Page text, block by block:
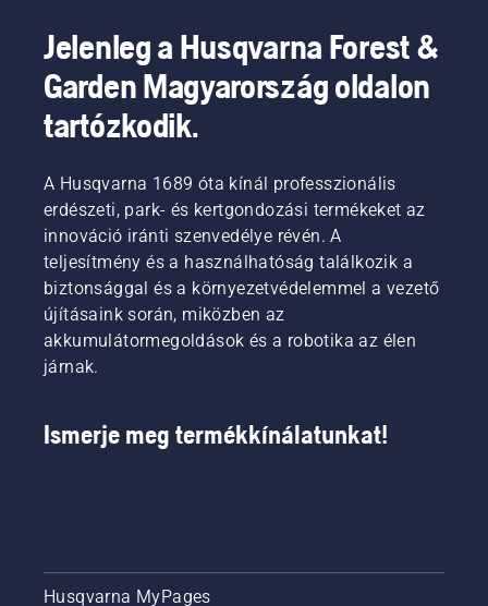
felhasználóközpontú kialakítást biztosítanak. Ha
távolabbra szeretne elérni, a magassági
sövényvágóink ideális választásnak bizonyulnak
a kereskedelmi szektorban.
Jelenleg a Husqvarna Forest &
Garden Magyarország oldalon
tartózkodik.
A Husqvarna 1689 óta kínál professzionális
erdészeti, park- és kertgondozási termékeket az
innováció iránti szenvedélye révén. A
teljesítmény és a használhatóság találkozik a
biztonsággal és a környezetvédelemmel a vezető
újításaink során, miközben az
akkumulátormegoldások és a robotika az élen
járnak.
Ismerje meg termékkínálatunkat!
Husqvarna MyPages